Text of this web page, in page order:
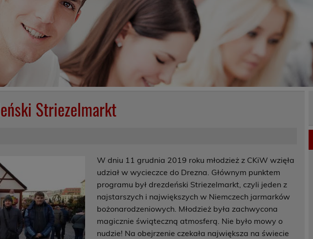
Striezelmarkt
W dniu 11 grudnia 2019 roku młodzież z CKiW wzięła
udział w wycieczce do Drezna. Głównym punktem
programu był drezdeński Striezelmarkt, czyli jeden z
najstarszych i największych w Niemczech jarmarków
bożonarodzeniowych. Młodzież była zachwycona
magicznie świąteczną atmosferą. Nie było mowy o
nudzie! Na obejrzenie czekała największa na świecie